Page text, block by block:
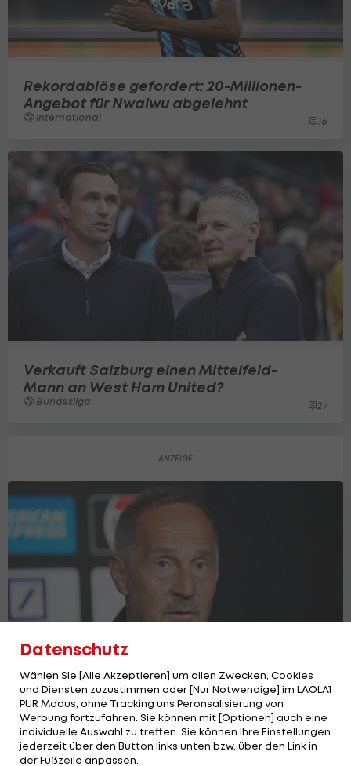
Rekordablöse gefordert: 20-Millionen-
Angebot für Nwaiwu abgelehnt
International 16
Verkauft Salzburg einen Mittelfeld-
Mann an West Ham United?
Bundesliga 27
Eintracht Frankfurt: Das soll Hütters
erster Wunschspieler sein
Deutsche Bundesliga 2
Datenschutz
Wählen Sie [Alle Akzeptieren] um allen Zwecken, Cookies
und Diensten zuzustimmen oder [Nur Notwendige] im LAOLA1
PUR Modus, ohne Tracking uns Peronsalisierung von
Werbung fortzufahren. Sie können mit [Optionen] auch eine
individuelle Auswahl zu treffen. Sie können Ihre Einstellungen
jederzeit über den Button links unten bzw. über den Link in
der Fußzeile anpassen.